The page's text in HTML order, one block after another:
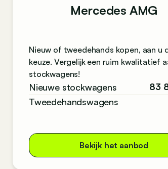
Mercedes AMG
Nieuw of tweedehands kopen, aan u
keuze. Vergelijk een ruim kwalitatief
stockwagens!
Nieuwe stockwagens
83
Tweedehandswagens
Bekijk het aanbod